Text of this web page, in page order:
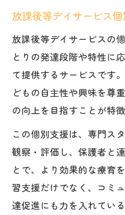
子どもに寄り添う学
放課後等デイサ
型個別支援
工夫
す安心感
日々の学びに役
ト
放課後等デイ
放課後等デイサービス
放課後等デイサービスの
とりの発達段階や特性に
て提供するサービスです
どもの自主性や興味を尊
の向上を目指すことが特
この個別支援は、専門ス
観察・評価し、保護者と
とで、より効果的な療育
習支援だけでなく、コミ
達促進にも力を入れてい